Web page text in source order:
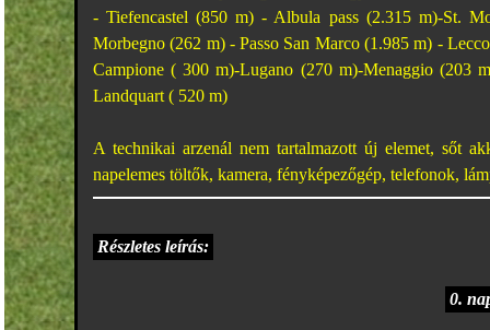
- Tiefencastel (850 m) - Albula pass (2.315 m)-St.
Morbegno (262 m) - Passo San Marco (1.985 m) -
Campione ( 300 m)-Lugano (270 m)-Menaggio (203
Landquart ( 520 m)
A technikai arzenál nem tartalmazott új elemet, sőt
napelemes töltők, kamera, fényképezőgép, telefonok,
Részletes leírás:
0.